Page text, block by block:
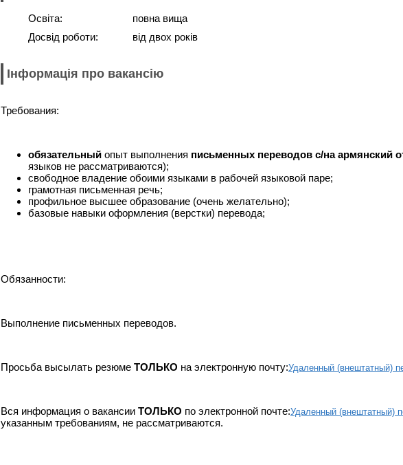
Освіта:
Досвід роботи:
повна вища
від двох років
Інформація про вакансію
Требования:
обязательный опыт выполнения письменных переводов с/на армянский
языков не рассматриваются);
свободное владение обоими языками в рабочей языковой паре;
грамотная письменная речь;
профильное высшее образование (очень желательно);
базовые навыки оформления (верстки) перевода;
Обязанности:
Выполнение письменных переводов.
Просьба высылать резюме ТОЛЬКО на электронную почту:Удаленный (внештатный)
Вся информация о вакансии ТОЛЬКО по электронной почте:Удаленный (внештатный)
указанным требованиям, не рассматриваются.